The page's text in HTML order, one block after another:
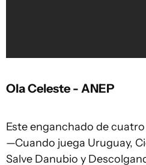
Ola Celeste - ANEP
Este enganchado de
—Cuando juega Uruguay,
Salve Danubio y